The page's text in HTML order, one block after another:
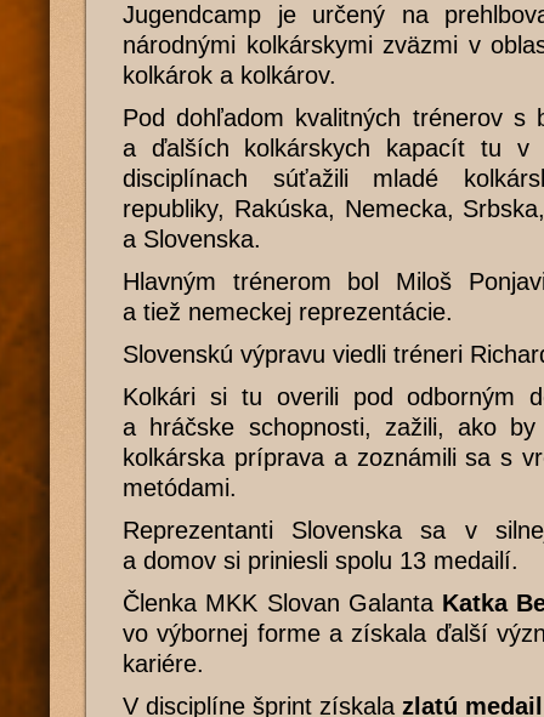
Jugendcamp je určený na
národnými kolkárskymi zväzmi v
kolkárok a kolkárov.
Pod dohľadom kvalitných trénerov s
a ďalších kolkárskych kapacít tu v
disciplínach súťažili mladé
republiky, Rakúska, Nemecka,
a Slovenska.
Hlavným trénerom bol Miloš
a tiež nemeckej reprezentácie.
Slovenskú výpravu viedli tréneri
Kolkári si tu overili pod odborným
a hráčske schopnosti, zažili, ako
kolkárska príprava a zoznámili sa s
metódami.
Reprezentanti Slovenska sa v
a domov si priniesli spolu 13 medailí.
Členka MKK Slovan Galanta Katka
vo výbornej forme a získala ďalší
kariére.
V disciplíne šprint získala zlatú